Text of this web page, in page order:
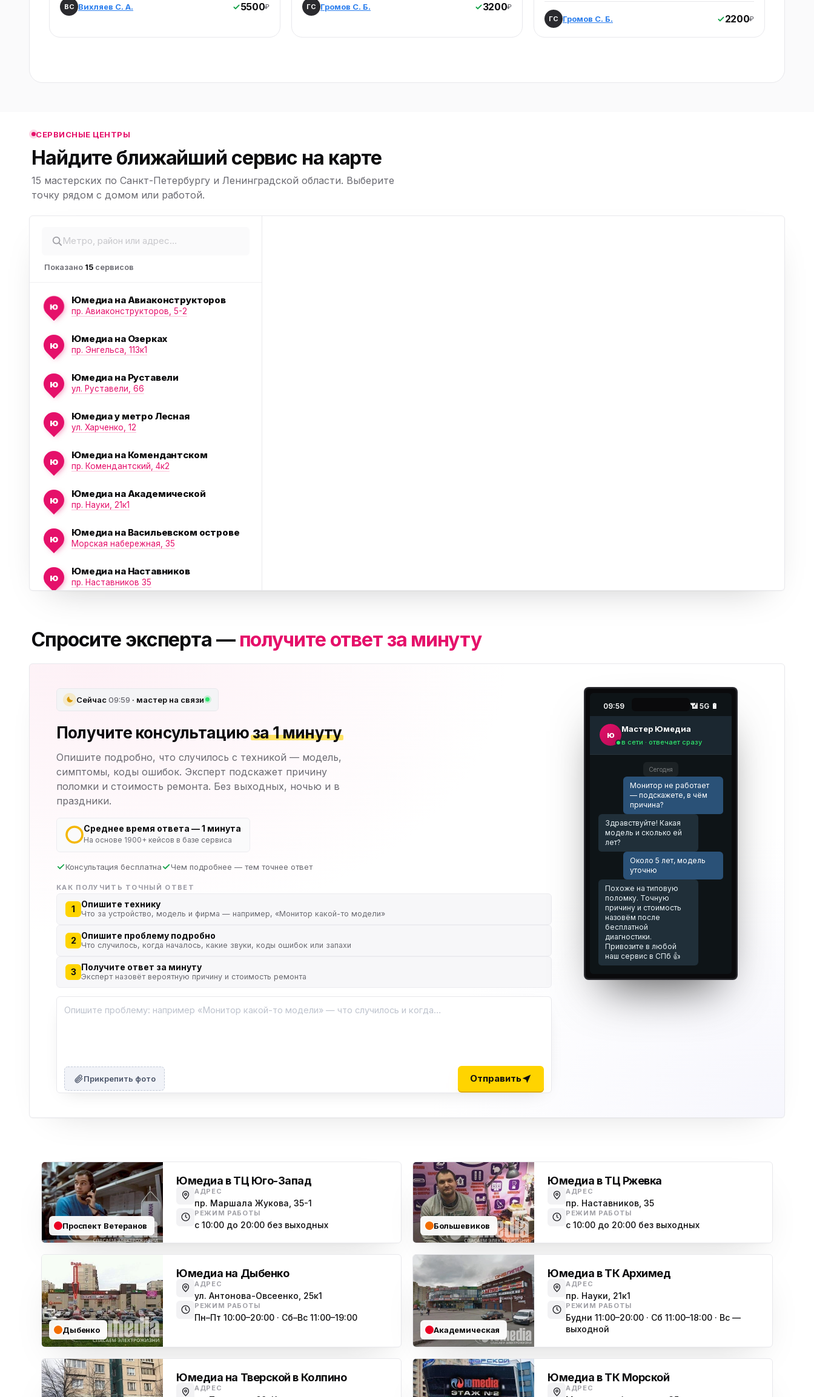
ВС Вихляев С. А. 5500₽ ГС Громов С. Б. 3200₽
ГС Громов С. Б. 2200₽
СЕРВИСНЫЕ ЦЕНТРЫ
Найдите ближайший сервис на карте
15 мастерских по Санкт-Петербургу и Ленинградской области. Выберите
точку рядом с домом или работой.
Показано 15 сервисов
ю
Юмедиа на Авиаконструкторов
пр. Авиаконструкторов, 5-2
ю
Юмедиа на Озерках
пр. Энгельса, 113к1
ю
Юмедиа на Руставели
ул. Руставели, 66
ю
Юмедиа у метро Лесная
ул. Харченко, 12
ю
Юмедиа на Комендантском
пр. Комендантский, 4к2
ю
Юмедиа на Академической
пр. Науки, 21к1
ю
Юмедиа на Васильевском острове
Морская набережная, 35
ю
Юмедиа на Наставников
пр. Наставников 35
ю
Юмедиа в ТК Юго-Запад
пр. Космонавтов, 38к4
ул. Белы Куна, 24к1
ю
Юмедиа в Купчино
ул. Будапештская, 87-3
Юмедиа Сервис в Колпино
Юмедиа во Всеволожске
ю
Спросите эксперта — получите ответ за минуту
Сейчас09:59 · мастер на связи
Получите консультациюза 1 минуту
Опишите подробно, что случилось с техникой — модель,
симптомы, коды ошибок. Эксперт подскажет причину
поломки и стоимость ремонта. Без выходных, ночью и в
праздники.
Среднее время ответа — 1 минута
На основе 1900+ кейсов в базе сервиса
Консультация бесплатна Чем подробнее — тем точнее ответ
КАК ПОЛУЧИТЬ ТОЧНЫЙ ОТВЕТ
1 Опишите технику
Что за устройство, модель и фирма — например, «Монитор какой-то модели»
2 Опишите проблему подробно
Что случилось, когда началось, какие звуки, коды ошибок или запахи
3 Получите ответ за минуту
Эксперт назовёт вероятную причину и стоимость ремонта
Прикрепить фото Отправить
09:59 📶 5G 🔋
ю
Мастер Юмедиа
в сети · отвечает сразу
Сегодня
Монитор не работает
— подскажете, в чём
причина?
Здравствуйте! Какая
модель и сколько ей
лет?
Около 5 лет, модель
уточню
Похоже на типовую
поломку. Точную
причину и стоимость
назовём после
бесплатной
диагностики.
Привозите в любой
наш сервис в СПб 👍
Проспект Ветеранов
Юмедиа в ТЦ Юго-Запад
АДРЕС
пр. Маршала Жукова, 35-1
РЕЖИМ РАБОТЫ
с 10:00 до 20:00 без выходных Большевиков
Юмедиа в ТЦ Ржевка
АДРЕС
пр. Наставников, 35
РЕЖИМ РАБОТЫ
с 10:00 до 20:00 без выходных
Дыбенко
Юмедиа на Дыбенко
АДРЕС
ул. Антонова-Овсеенко, 25к1
РЕЖИМ РАБОТЫ
Пн–Пт 10:00–20:00 · Сб–Вс 11:00–19:00
Академическая
Юмедиа в ТК Архимед
АДРЕС
пр. Науки, 21к1
РЕЖИМ РАБОТЫ
Будни 11:00–20:00 · Сб 11:00–18:00 · Вс —
выходной
Юмедиа на Тверской в Колпино
АДРЕС
Юмедиа в ТК Морской
АДРЕС